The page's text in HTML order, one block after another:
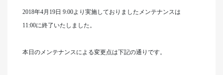
2018年4月19日 9:00より実施しておりましたメンテナンスは
11:00に終了いたしました。
本日のメンテナンスによる変更点は下記の通りです。